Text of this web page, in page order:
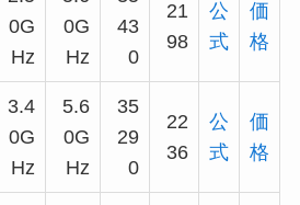
0G
Hz
0G
Hz
43
0
21
98
公
式
価
格
3.4
0G
Hz
5.6
0G
Hz
35
29
0
22
36
公
式
価
格